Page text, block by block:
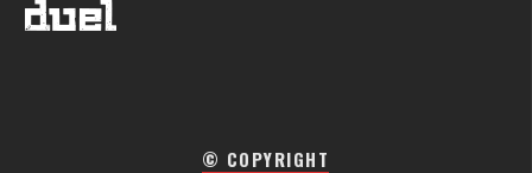
© COPYRIGHT